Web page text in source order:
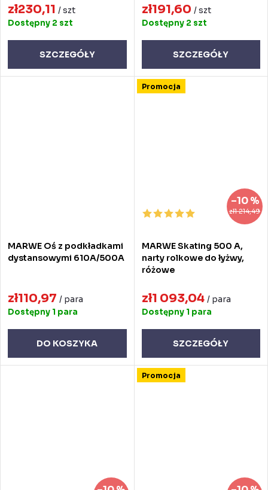
zł230,11 / szt
Dostępny 2 szt
SZCZEGÓŁY
zł191,60 / szt
Dostępny 2 szt
SZCZEGÓŁY
MARWE Oś z podkładkami
dystansowymi 610A/500A
zł110,97 / para
Dostępny 1 para
DO KOSZYKA
Promocja
zł1 214,49
–10 %
MARWE Skating 500 A,
narty rolkowe do łyżwy,
różowe
zł1 093,04 / para
Dostępny 1 para
SZCZEGÓŁY
Promocja